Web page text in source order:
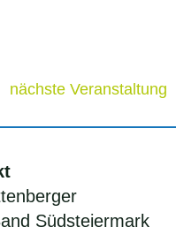
nächste Veranstaltung
Südsteiermark